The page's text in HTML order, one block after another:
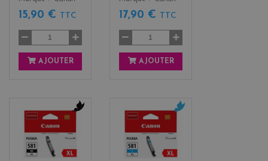
15,90 € TTC
AJOUTER
17,90 € TTC
AJOUTER
l
c
y
n